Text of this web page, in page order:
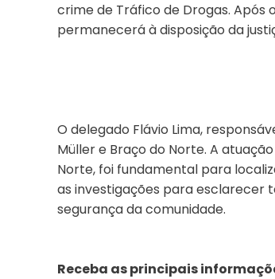
crime de Tráfico de Drogas. Após
permanecerá à disposição da
O delegado Flávio Lima,
Müller e Braço do Norte. A
Norte, foi fundamental para
as investigações para esclarecer
segurança da comunidade.
Receba as principais